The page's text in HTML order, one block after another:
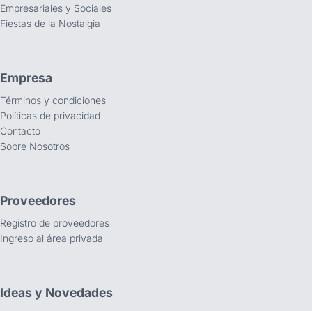
Empresariales y Sociales
Fiestas de la Nostalgia
Empresa
Términos y condiciones
Políticas de privacidad
Contacto
Sobre Nosotros
Proveedores
Registro de proveedores
Ingreso al área privada
Ideas y Novedades